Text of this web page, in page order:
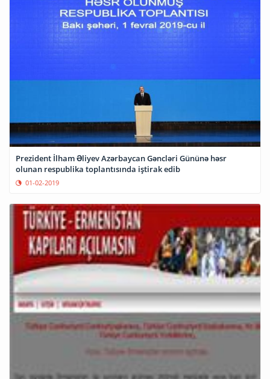
Prezident İlham Əliyev Azərbaycan Gəncləri Gününə həsr
olunan respublika toplantısında iştirak edib
01-02-2019